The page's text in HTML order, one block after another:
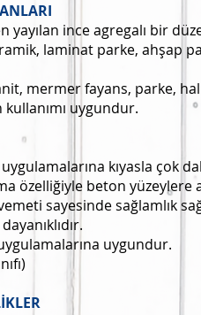
yayılan ince agregalı bir
laminat parke, ahşap
mermer fayans, parke,
uygundur.
kıyasla çok
özelliğiyle beton yüzeylere
sayesinde sağlamlık
uygundur.